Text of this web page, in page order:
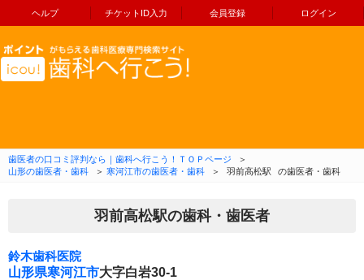
ヘルプ チケットID入力 会員登録 ログイン
コンテンツへ移動
歯医者の口コミ評判なら｜歯科へ行こう！ＴＯＰページ
＞
山形の歯医者・歯科
＞ 寒河江市の歯医者・歯科 ＞ 羽前高松駅 の歯医者・歯科
羽前高松駅の歯科・歯医者
鈴木歯科医院
山形県寒河江市大字白岩30-1